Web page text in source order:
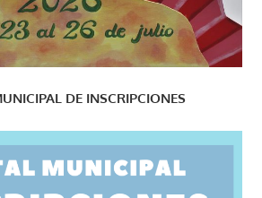
DE INSCRIPCIONES